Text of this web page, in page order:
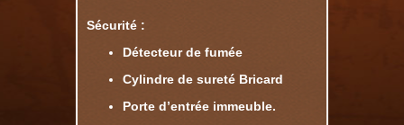
Sécurité :
Détecteur de fumée
Cylindre de sureté Bricard
Porte d’entrée immeuble.